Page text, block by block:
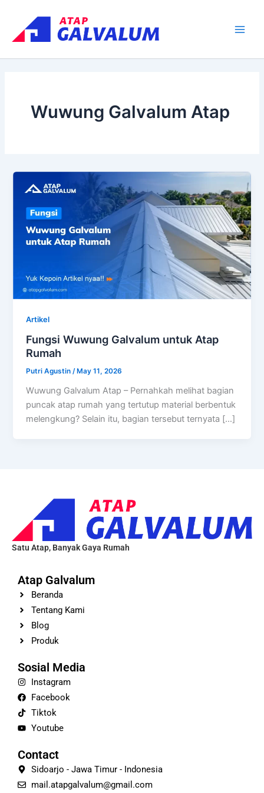
content
Wuwung Galvalum Atap
Artikel
Fungsi Wuwung Galvalum untuk Atap
Rumah
Putri Agustin/ May 11, 2026
Wuwung Galvalum Atap – Pernahkah melihat bagian
puncak atap rumah yang tertutup material berbentuk
melengkung? Selain itu, bagian tersebut ternyata […]
Satu Atap, Banyak Gaya Rumah
Atap Galvalum
Beranda
Tentang Kami
Blog
Produk
Sosial Media
Instagram
Facebook
Tiktok
Youtube
Contact
Sidoarjo - Jawa Timur - Indonesia
mail.atapgalvalum@gmail.com